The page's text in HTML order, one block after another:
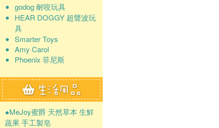
godog 耐咬玩具
HEAR DOGGY 超聲波玩
具
Smarter Toys
Amy Carol
Phoenix 菲尼斯
●MeJoy蜜爵 天然草本 生鮮
蔬果 手工製皂